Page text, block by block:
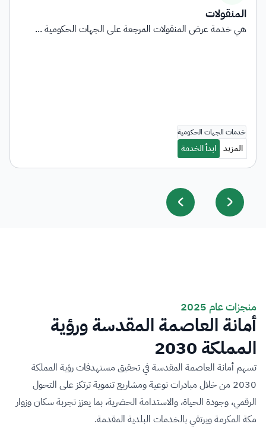
المنقولات
هي خدمة عرض المنقولات المرجعة على الجهات الحكومية ...
منجزات عام 2025
أمانة العاصمة المقدسة ورؤية
المملكة 2030
تسهم أمانة العاصمة المقدسة في تحقيق مستهدفات رؤية المملكة
2030 من خلال مبادرات نوعية ومشاريع تنموية ترتكز على التحول
الرقمي، وجودة الحياة، والاستدامة الحضرية، بما يعزز تجربة سكان وزوار
مكة المكرمة ويرتقي بالخدمات البلدية المقدمة.